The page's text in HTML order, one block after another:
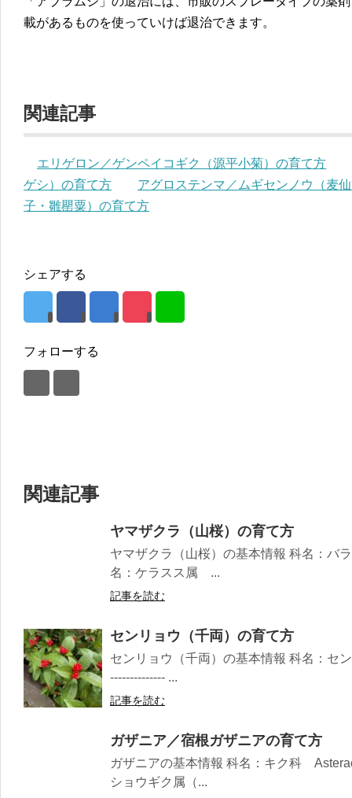
載があるものを使っていけば退治できます。
関連記事
エリゲロン／ゲンペイコギク（源平小菊）の育て方
ゲシ）の育て方
アグロステンマ／ムギセンノウ（麦
子・雛罌粟）の育て方
シェアする
フォローする
関連記事
ヤマザクラ（山桜）の育て方
ヤマザクラ（山桜）の基本情報 科名：バ
名：ケラスス属 ...
記事を読む
センリョウ（千両）の育て方
センリョウ（千両）の基本情報 科名：セ
-------------- ...
記事を読む
ガザニア／宿根ガザニアの育て方
ガザニアの基本情報 科名：キク科
ショウギク属（...